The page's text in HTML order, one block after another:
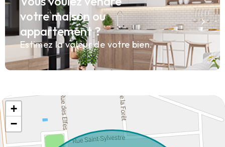
votre maison ou
appartement ?
Estimez la valeur de votre bien.
+
−